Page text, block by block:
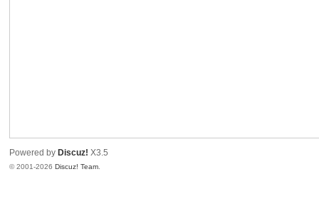
Powered by Discuz! X3.5
© 2001-2026Discuz! Team